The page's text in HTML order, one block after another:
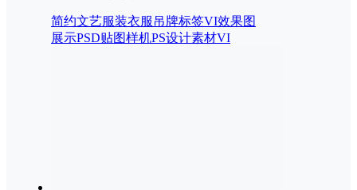
简约文艺服装衣服吊牌标签VI效果图
展示PSD贴图样机PS设计素材VI